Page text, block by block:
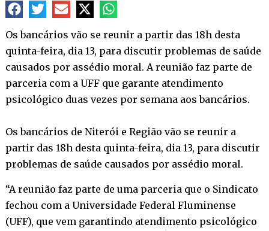
Os bancários vão se reunir a partir das 18h desta
quinta-feira, dia 13, para discutir problemas de saúde
causados por assédio moral. A reunião faz parte de
parceria com a UFF que garante atendimento
psicológico duas vezes por semana aos bancários.
Os bancários de Niterói e Região vão se reunir a
partir das 18h desta quinta-feira, dia 13, para discutir
problemas de saúde causados por assédio moral.
“A reunião faz parte de uma parceria que o Sindicato
fechou com a Universidade Federal Fluminense
(UFF), que vem garantindo atendimento psicológico